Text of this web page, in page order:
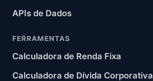
APIs de Dados
FERRAMENTAS
Calculadora de Renda Fixa
Calculadora de Dívida Corporativa